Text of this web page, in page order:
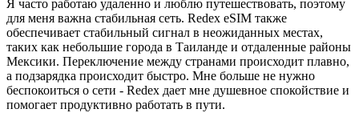
Я часто работаю удаленно и люблю путешествовать, поэтому
для меня важна стабильная сеть. Redex eSIM также
обеспечивает стабильный сигнал в неожиданных местах,
таких как небольшие города в Таиланде и отдаленные районы
Мексики. Переключение между странами происходит плавно,
а подзарядка происходит быстро. Мне больше не нужно
беспокоиться о сети - Redex дает мне душевное спокойствие и
помогает продуктивно работать в пути.